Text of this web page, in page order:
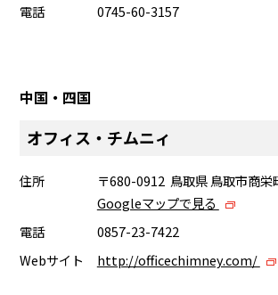
電話
0745-60-3157
中国・四国
オフィス・チムニィ
住所
〒680-0912 鳥取県 鳥取市商栄
Googleマップで見る
電話
0857-23-7422
Webサイト
http://officechimney.com/